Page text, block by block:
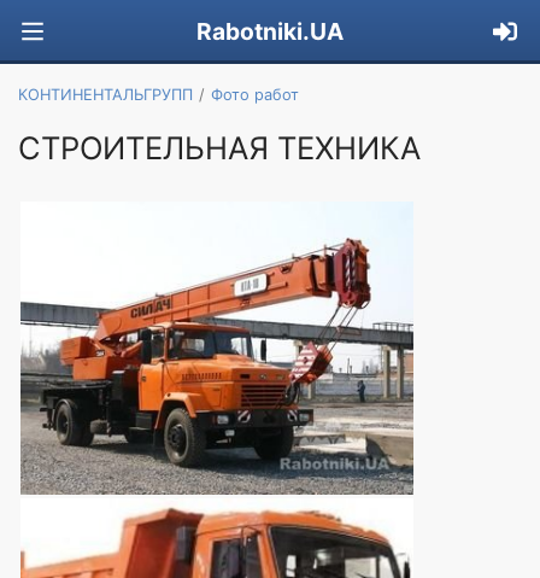
Rabotniki.UA
КОНТИНЕНТАЛЬГРУПП Фото работ
СТРОИТЕЛЬНАЯ ТЕХНИКА